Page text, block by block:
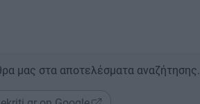
μας στα αποτελέσματα αναζήτησης.